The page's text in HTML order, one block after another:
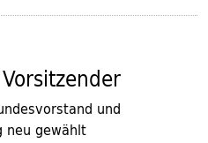
und
neu gewählt